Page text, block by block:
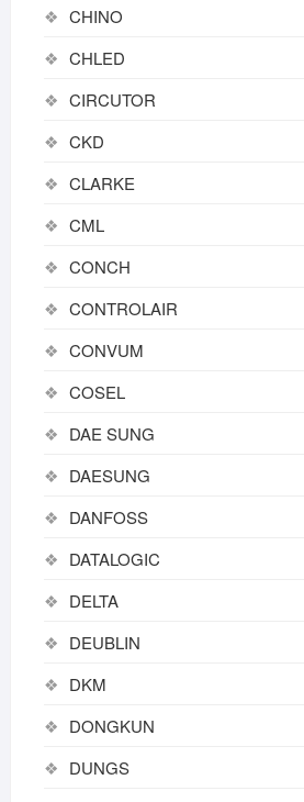
CHINO
CHLED
CIRCUTOR
CKD
CLARKE
CML
CONCH
CONTROLAIR
CONVUM
COSEL
DAE SUNG
DAESUNG
DANFOSS
DATALOGIC
DELTA
DEUBLIN
DKM
DONGKUN
DUNGS